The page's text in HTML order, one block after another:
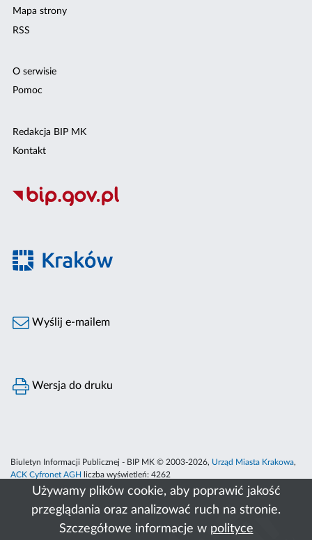
Używamy plików cookie, aby poprawić jakość
przeglądania oraz analizować ruch na stronie.
Szczegółowe informacje w polityce
Mapa strony
RSS
O serwisie
Pomoc
Redakcja BIP MK
Kontakt
Wyślij e-mailem
Wersja do druku
Biuletyn Informacji Publicznej - BIP MK © 2003-2026, Urząd Miasta Krakowa,
ACK Cyfronet AGH
liczba wyświetleń: 4262